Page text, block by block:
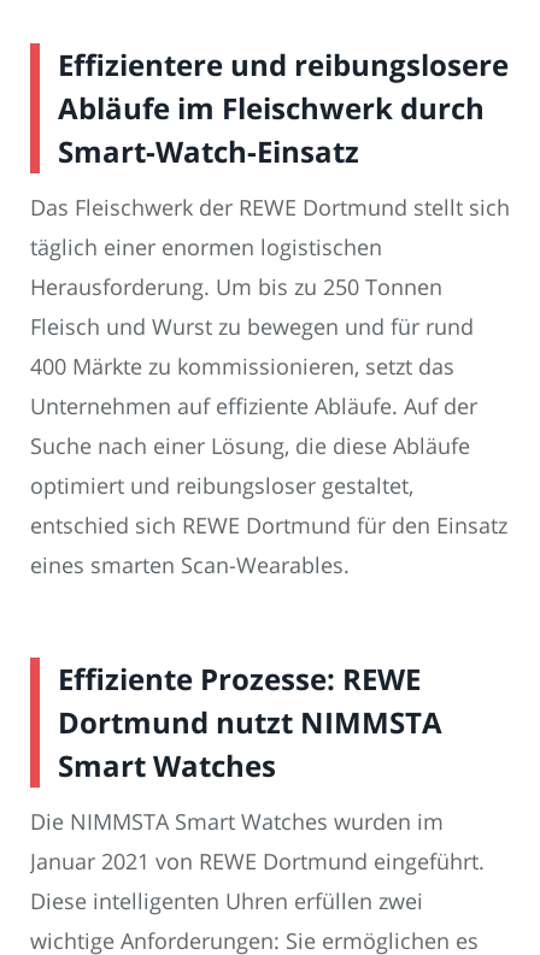
Effizientere und reibungslosere
Abläufe im Fleischwerk durch
Smart-Watch-Einsatz
Das Fleischwerk der REWE Dortmund stellt sich
täglich einer enormen logistischen
Herausforderung. Um bis zu 250 Tonnen
Fleisch und Wurst zu bewegen und für rund
400 Märkte zu kommissionieren, setzt das
Unternehmen auf effiziente Abläufe. Auf der
Suche nach einer Lösung, die diese Abläufe
optimiert und reibungsloser gestaltet,
entschied sich REWE Dortmund für den Einsatz
eines smarten Scan-Wearables.
Effiziente Prozesse: REWE
Dortmund nutzt NIMMSTA
Smart Watches
Die NIMMSTA Smart Watches wurden im
Januar 2021 von REWE Dortmund eingeführt.
Diese intelligenten Uhren erfüllen zwei
wichtige Anforderungen: Sie ermöglichen es